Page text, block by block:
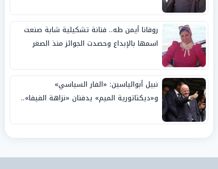
روفانا أيمن طه.. فنانة تشكيلية شابة صنعت
اسمها بالإبداع وحصدت الجوائز منذ الصغر
نبيل أبوالياسين: «الفار السياسي»
و«ديكتاتورية الميم» يدفنان «نزاهة الفيفا»..